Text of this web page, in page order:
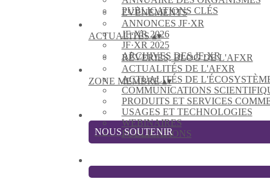
PUBLICATIONS CLÉS
EVÈNEMENTS
ANNONCES JF·XR
JF·XR 2026
JF·XR 2025
ARCHIVES DES JF·XR
ACTUALITÉS▴▾
RÊVERIES, BLOG DE L'AFXR
ACTUALITÉS DE L'AFXR
ACTUALITÉS DE
COMMUNICATIONS
PRODUITS ET SERVICES
USAGES ET TECHNOLOGIES
WEBINAIRES
PUBLICATIONS
ZONE MEMBRE▴▾
NOUS SOUTENIR